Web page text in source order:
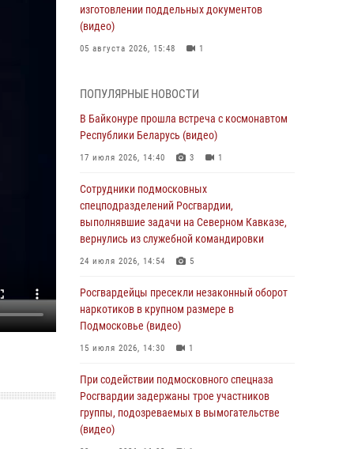
изготовлении поддельных документов
(видео)
05 августа 2026, 15:48 1
супермаркета в Подмосковье (видео)
03 августа 2026, 15:32 1
Росгвардейцы пресекли кражу сантехники,
Подмосковье (видео)
03 августа 2026, 15:08 1
В Подмосковье отметили годовщину со Дня
образования ОМОН «Пересвет»
Офицер подмосковного главка Росгвардии
стал гостем эфира «Радио 1»
01 августа 2026, 17:57
Росгвардейцы задержали рецидивиста,
подозреваемого в краже на крупную сумму в
Подмосковье
31 июля 2026, 13:00
ПОПУЛЯРНЫЕ НОВОСТИ
В Байконуре прошла встреча с космонавтом
Республики Беларусь (видео)
17 июля 2026, 14:40 3 1
Сотрудники подмосковных
спецподразделений Росгвардии,
выполнявшие задачи на Северном Кавказе,
вернулись из служебной командировки
24 июля 2026, 14:54 5
Росгвардейцы пресекли незаконный оборот
наркотиков в крупном размере в
Подмосковье (видео)
15 июля 2026, 14:30 1
При содействии подмосковного спецназа
Росгвардии задержаны трое участников
группы, подозреваемых в вымогательстве
(видео)